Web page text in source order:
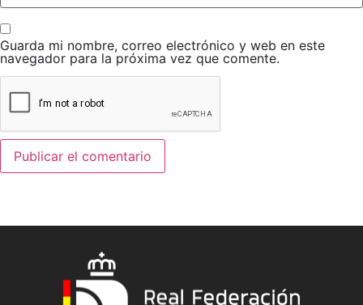
Guarda mi nombre, correo electrónico y web en este
navegador para la próxima vez que comente.